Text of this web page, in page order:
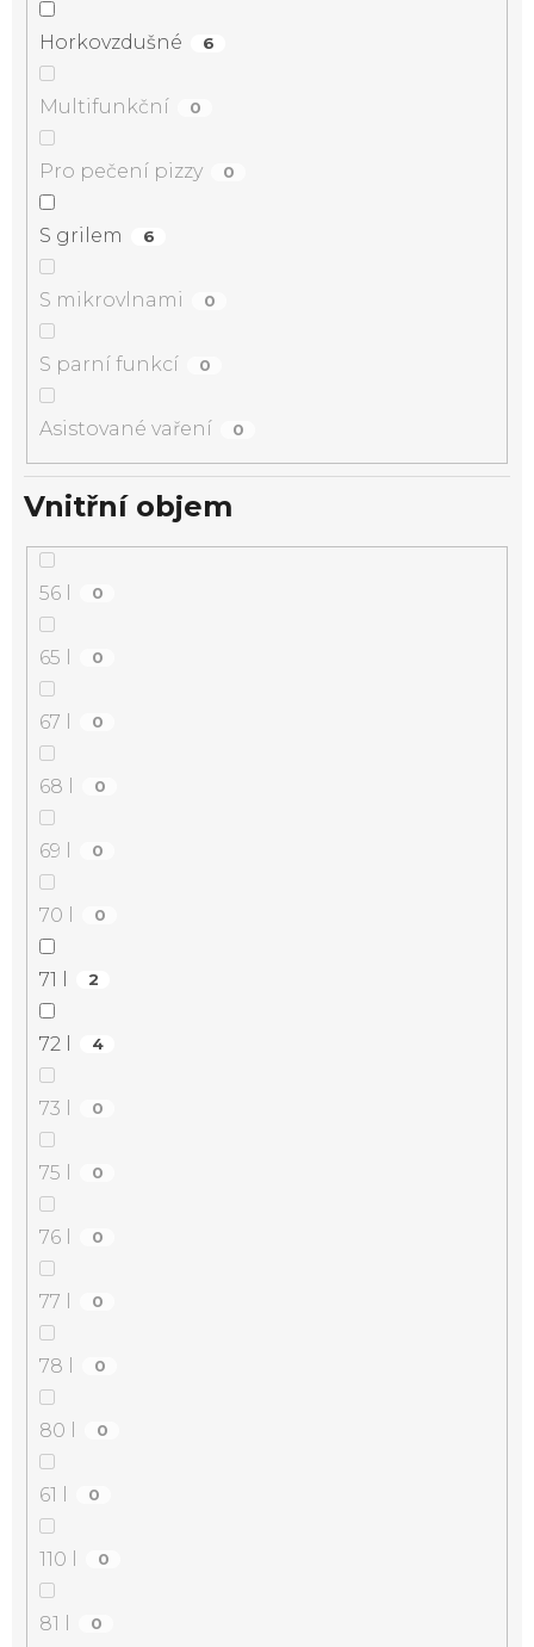
Horkovzdušné 6
Multifunkční 0
Pro pečení pizzy 0
S grilem 6
S mikrovlnami 0
S parní funkcí 0
Asistované vaření 0
Vnitřní objem
56 l 0
65 l 0
67 l 0
68 l 0
69 l 0
70 l 0
71 l 2
72 l 4
73 l 0
75 l 0
76 l 0
77 l 0
78 l 0
80 l 0
61 l 0
110 l 0
81 l 0